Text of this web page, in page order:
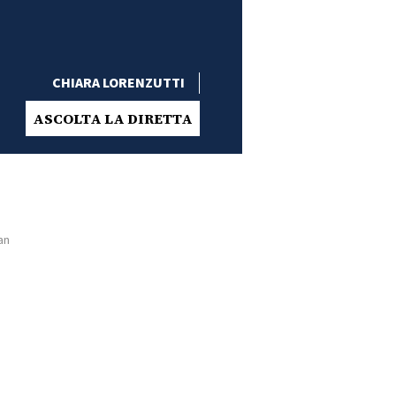
CHIARA LORENZUTTI
ASCOLTA LA DIRETTA